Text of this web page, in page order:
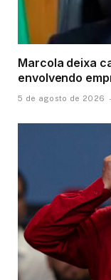
Marcola deixa
envolvendo
5 de agosto de 2026